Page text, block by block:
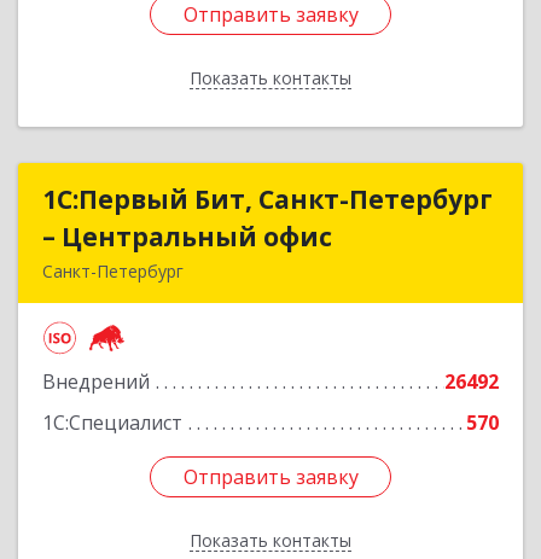
Отправить заявку
Показать контакты
Отправить заявку
Назад
1С:Первый Бит, Санкт-Петербург
– Центральный офис
Санкт-Петербург
Внедрений
26492
1С:Специалист
570
Отправить заявку
Показать контакты
1С:Первый Бит, Санкт-Петербург
– Центральный офис
Отправить заявку
Назад